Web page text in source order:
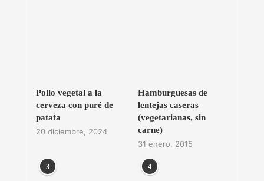
Pollo vegetal a la
cerveza con puré de
patata
20 diciembre, 2024
Hamburguesas de
lentejas caseras
(vegetarianas, sin
carne)
31 enero, 2015
3 4